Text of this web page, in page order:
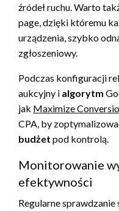
źródeł ruchu. Warto
page, dzięki któremu
urządzenia, szybko
zgłoszeniowy.
Podczas konfiguracji
aukcyjny i algorytm
jak Maximize
CPA, by
budżet pod kontrolą.
Monitorowanie
efektywności
Regularne